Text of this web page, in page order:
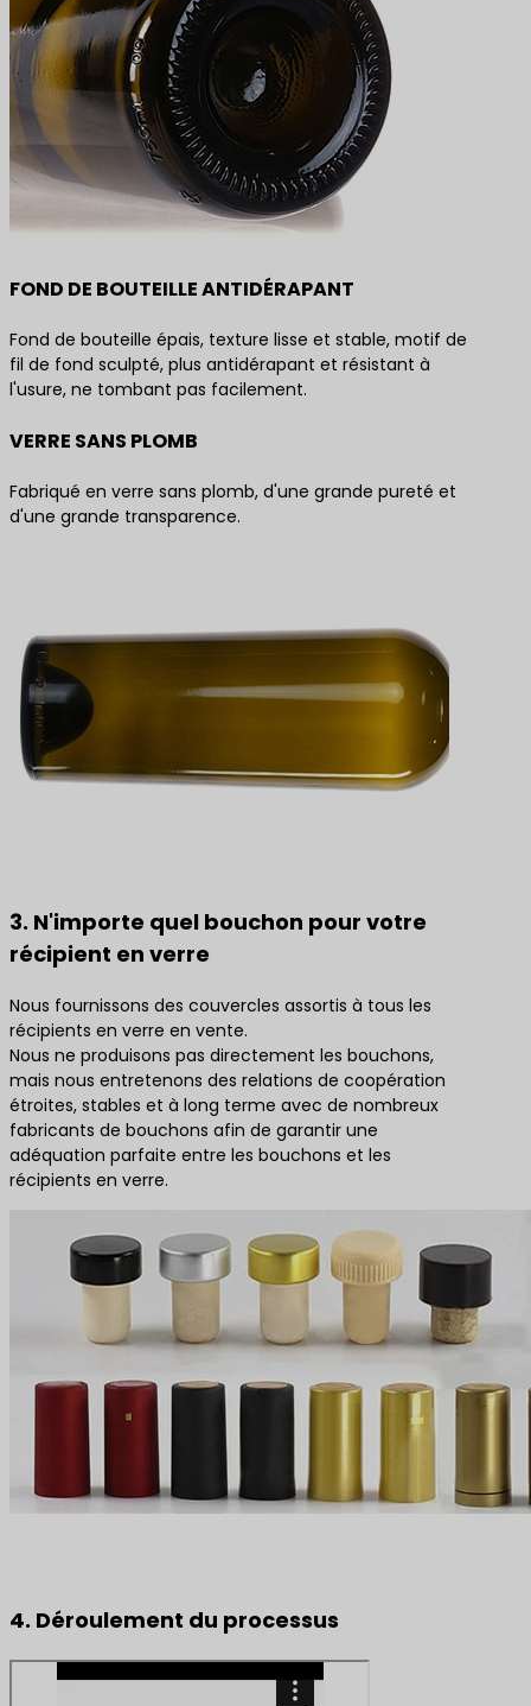
FOND DE BOUTEILLE ANTIDÉRAPANT
Fond de bouteille épais, texture lisse et stable, motif de
fil de fond sculpté, plus antidérapant et résistant à
l'usure, ne tombant pas facilement.
VERRE SANS PLOMB
Fabriqué en verre sans plomb, d'une grande pureté et
d'une grande transparence.
3. N'importe quel bouchon pour votre
récipient en verre
Nous fournissons des couvercles assortis à tous les
récipients en verre en vente.
Nous ne produisons pas directement les bouchons,
mais nous entretenons des relations de coopération
étroites, stables et à long terme avec de nombreux
fabricants de bouchons afin de garantir une
adéquation parfaite entre les bouchons et les
récipients en verre.
4. Déroulement du processus